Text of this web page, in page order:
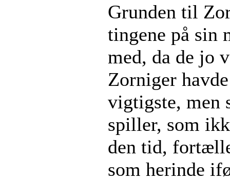
Grunden til
tingene på sin
med, da de jo
Zorniger
vigtigste, men
spiller, som
den tid,
som herinde